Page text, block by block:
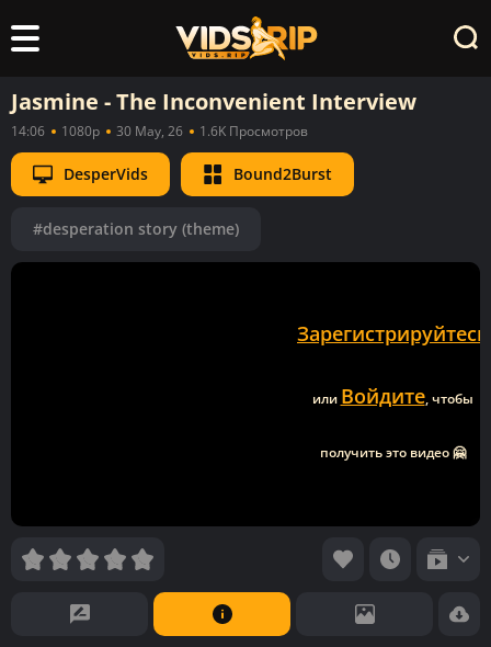
Jasmine - The Inconvenient Interview
14:06 1080p 30 May, 26 1.6K Просмотров
DesperVids Bound2Burst
#desperation story (theme)
Зарегистрируйтесь
или Войдите, чтобы
получить это видео 🤗